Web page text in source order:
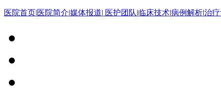
医院首页|医院简介|媒体报道| 医护团队|临床技术|病例解析|治